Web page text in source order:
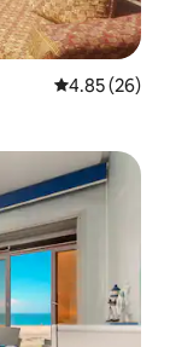
レビュー26
4.85 (26)